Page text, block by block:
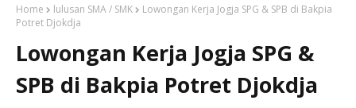
Home lulusan SMA / SMK
Lowongan Kerja Jogja SPG & SPB di Bakpia
Potret Djokdja
Lowongan Kerja Jogja SPG &
SPB di Bakpia Potret Djokdja